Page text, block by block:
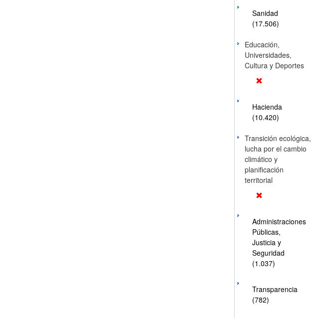
Sanidad
(17.506)
Educación,
Universidades,
Cultura y Deportes
Hacienda
(10.420)
Transición ecológica,
lucha por el cambio
climático y
planificación
territorial
Administraciones
Públicas,
Justicia y
Seguridad
(1.037)
Transparencia
(782)